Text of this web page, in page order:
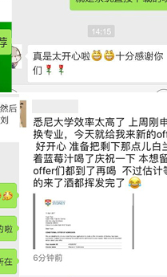
致 电柳橙留学商城官方联系电话4008-900-
改或取消订单。
网 友讨论等内容，是柳橙网重要的经营资
性 准确性和合法性由信息拥有者（机构）负